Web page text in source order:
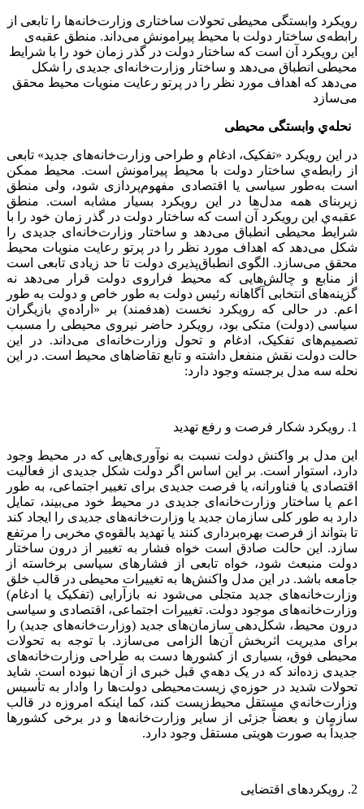
رویکرد وابستگی محیطی تحولات ساختاری وزارت‌خانه‌ها را تابعی از
رابطه‌ی ساختار دولت با محیط پیرامونش می‌داند. منطق عقبه‌ی
این رویکرد آن است که ساختار دولت در گذر زمان خود را با شرایط
محیطی انطباق می‌دهد و ساختار وزارت‌خانه‌ای جدیدی را شکل
می‌‌دهد که اهداف مورد نظر را در پرتو رعایت منویات محیط محقق
می‌سازد
نحله‌ي وابستگی محیطی
در این رویکرد «تفکیک، ادغام و طراحی وزارت‌خانه‌های جدید» تابعی
از رابطه‌ي ساختار دولت با محیط پیرامونش است. محیط ممکن
است به‌طور سیاسی یا اقتصادی مفهوم‌پردازی شود، ولی منطق
زیربنای همه مدل‌ها در این رویکرد بسیار مشابه است. منطق
عقبه‌ي این رویکرد آن است که ساختار دولت در گذر زمان خود را با
شرایط محیطی انطباق می‌دهد و ساختار وزارت‌خانه‌ای جدیدی را
شکل می‌‌دهد که اهداف مورد نظر را در پرتو رعایت منویات محیط
محقق می‌سازد. الگوی انطباق‌پذیری دولت تا حد زیادی تابعی است
از منابع و چالش‌هایی که محیط فراروی دولت قرار می‌دهد نه
گزینه‌های انتخابی آگاهانه رئیس دولت به طور خاص و دولت به طور
اعم. در حالی که رویکرد نخست (هدفمند) بر «اراده‌ي بازیگران
سیاسی (دولت) متکی بود، رویکرد حاضر نیروی محیطی را مسبب
تصمیم‌های تفکیک، ادغام و تحول وزارت‌خانه‌ای می‌داند. در این
حالت دولت نقش منفعل داشته و تابع تقاضاهای محیط است. در این
نحله سه مدل برجسته وجود دارد:
1. رویکرد شکار فرصت و رفع تهدید
این مدل بر واکنش دولت نسبت به نوآوری‌هایی که در محیط وجود
دارد، استوار است. بر این اساس اگر دولت شکل جدیدی از فعالیت
اقتصادی یا فناورانه، یا فرصت جدیدی برای تغییر اجتماعی، به طور
اعم یا ساختار وزارت‌خانه‌ای جدیدی در محیط خود می‌بیند، تمایل
دارد به طور کلی سازمان جدید یا وزارت‌خانه‌های جدیدی را ایجاد کند
تا بتواند از فرصت بهره‌برداری کنند یا تهدید بالقوه‌ي مخربی را مرتفع
سازد. این حالت صادق است خواه فشار به تغییر از درون ساختار
دولت منبعث شود، خواه تابعی از فشارهای سیاسی برخاسته از
جامعه باشد. در این مدل واکنش‌ها به تغییرات محیطی در قالب خلق
وزارت‌خانه‌های جدید متجلی می‌شود نه بازآرایی (تفکیک یا ادغام)
وزارت‌خانه‌های موجود دولت. تغییرات اجتماعی، اقتصادی و سیاسی
درون محیط، شکل‌دهی سازمان‌های جدید (وزارت‌خانه‌های جدید) را
برای مدیریت اثربخش آن‌ها الزامی می‌سازد. با توجه به تحولات
محیطی فوق، بسیاری از کشورها دست به طراحی وزارت‌خانه‌های
جدیدی زده‌اند که در یک دهه‌ي قبل خبری از آن‌ها نبوده است. شاید
تحولات شدید در حوزه‌ي زیست‌محیطی دولت‌ها را وادار به تأسيس
وزارت‌خانه‌ي مستقل محیط‌زیست کند، کما اینکه امروزه در قالب
سازمان و بعضاً جزئی از سایر وزارت‌خانه‌ها و در برخی کشورها
جدیداً به صورت هویتی مستقل وجود دارد.
2. رویکردهای اقتضايی